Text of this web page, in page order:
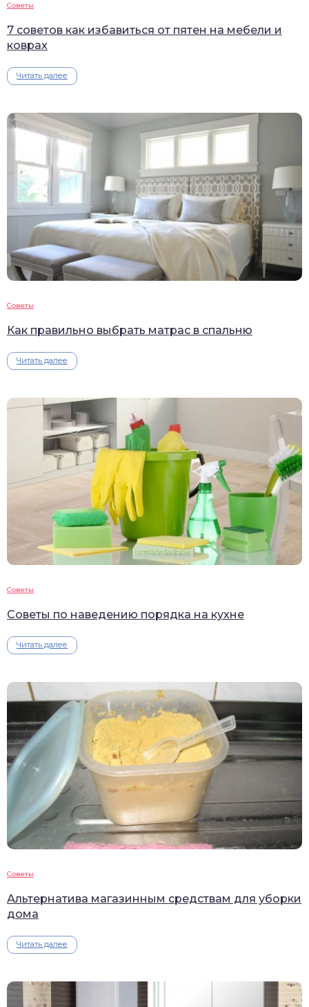
Советы
7 советов как избавиться от пятен на мебели и
коврах
Читать далее
Советы
Как правильно выбрать матрас в спальню
Читать далее
Советы
Советы по наведению порядка на кухне
Читать далее
Советы
Альтернатива магазинным средствам для уборки
дома
Читать далее